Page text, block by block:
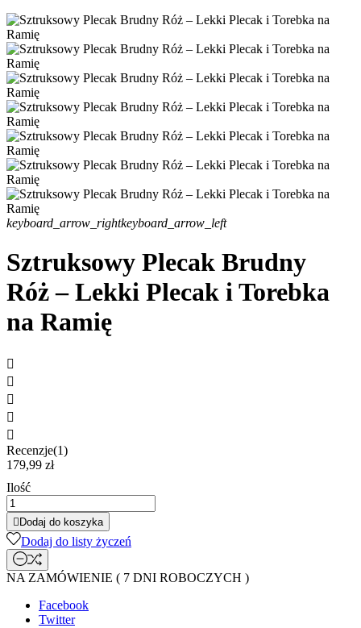
keyboard_arrow_rightkeyboard_arrow_left
Sztruksowy Plecak Brudny
Róż – Lekki Plecak i Torebka
na Ramię





Recenzje(1)
179,99 zł
Ilość
 Dodaj do koszyka
Dodaj do listy życzeń
NA ZAMÓWIENIE ( 7 DNI ROBOCZYCH )
Facebook
Twitter